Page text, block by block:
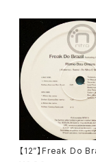
【12”】Freak Do